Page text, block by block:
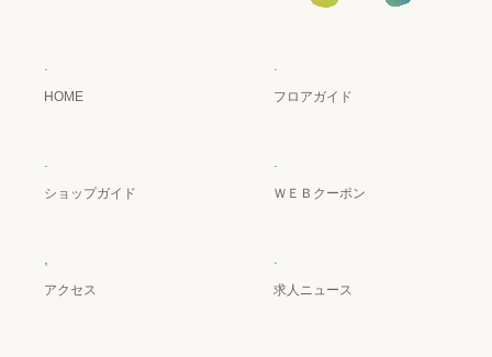
.
HOME
.
フロアガイド
.
ショップガイド
.
ＷＥＢクーポン
,
アクセス
.
求人ニュース